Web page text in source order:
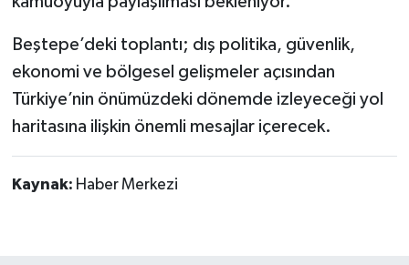
Beştepe’deki toplantı; dış politika, güvenlik,
ekonomi ve bölgesel gelişmeler açısından
Türkiye’nin önümüzdeki dönemde izleyeceği yol
haritasına ilişkin önemli mesajlar içerecek.
Kaynak: Haber Merkezi